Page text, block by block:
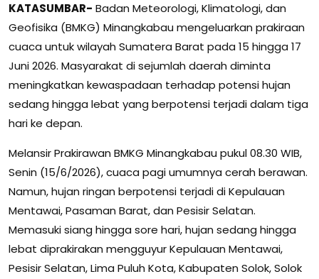
KATASUMBAR- Badan Meteorologi, Klimatologi, dan
Geofisika (BMKG) Minangkabau mengeluarkan prakiraan
cuaca untuk wilayah Sumatera Barat pada 15 hingga 17
Juni 2026. Masyarakat di sejumlah daerah diminta
meningkatkan kewaspadaan terhadap potensi hujan
sedang hingga lebat yang berpotensi terjadi dalam tiga
hari ke depan.
Melansir Prakirawan BMKG Minangkabau pukul 08.30 WIB,
Senin (15/6/2026), cuaca pagi umumnya cerah berawan.
Namun, hujan ringan berpotensi terjadi di Kepulauan
Mentawai, Pasaman Barat, dan Pesisir Selatan.
Memasuki siang hingga sore hari, hujan sedang hingga
lebat diprakirakan mengguyur Kepulauan Mentawai,
Pesisir Selatan, Lima Puluh Kota, Kabupaten Solok, Solok